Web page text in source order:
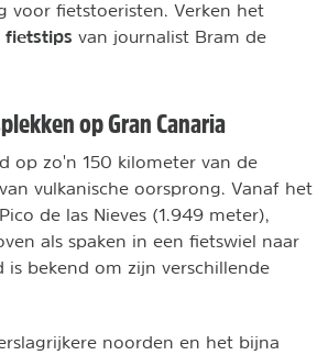
voor fietstoeristen. Verken het
fietstips van journalist Bram de
op Gran Canaria
op zo'n 150 kilometer van de
vulkanische oorsprong. Vanaf het
de las Nieves (1.949 meter),
als spaken in een fietswiel naar
is bekend om zijn verschillende
noorden en het bijna